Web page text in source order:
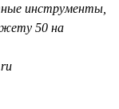
инструменты,
50 на